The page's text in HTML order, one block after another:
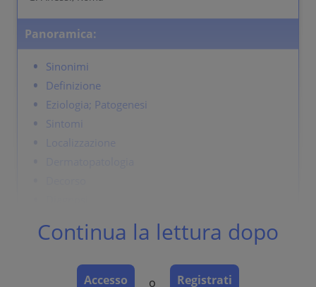
Panoramica:
Sinonimi
Definizione
Eziologia; Patogenesi
Sintomi
Terapia
Continua la lettura dopo
Accesso o Registrati